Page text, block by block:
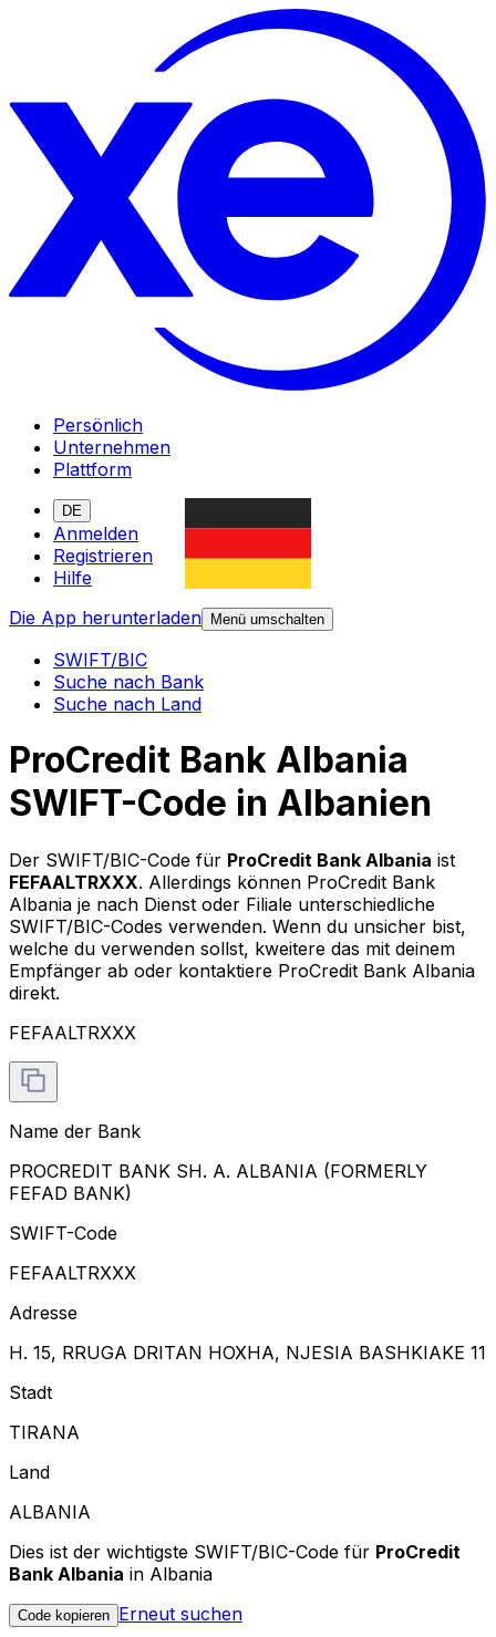
Persönlich
Unternehmen
Plattform
DE
Anmelden
Registrieren
Hilfe
Die App herunterladen
Menü umschalten
SWIFT/BIC
Suche nach Bank
Suche nach Land
ProCredit Bank Albania
SWIFT-Code in Albanien
Der SWIFT/BIC-Code für ProCredit Bank Albania ist
FEFAALTRXXX. Allerdings können ProCredit Bank
Albania je nach Dienst oder Filiale unterschiedliche
SWIFT/BIC-Codes verwenden. Wenn du unsicher bist,
welche du verwenden sollst, kweitere das mit deinem
Empfänger ab oder kontaktiere ProCredit Bank Albania
direkt.
FEFAALTRXXX
Name der Bank
PROCREDIT BANK SH. A. ALBANIA (FORMERLY
FEFAD BANK)
SWIFT-Code
FEFAALTRXXX
Adresse
H. 15, RRUGA DRITAN HOXHA, NJESIA BASHKIAKE 11
Stadt
TIRANA
Land
ALBANIA
Dies ist der wichtigste SWIFT/BIC-Code für ProCredit
Bank Albania in Albania
Code kopieren Erneut suchen